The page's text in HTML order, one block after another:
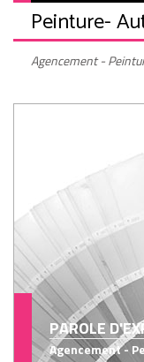
Peinture-
Agencement -
PAROLE
Agencement -